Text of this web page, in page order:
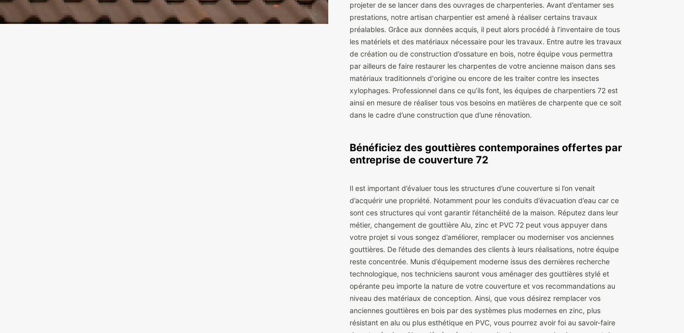
projeter de se lancer dans des ouvrages de charpenteries. Avant d’entamer ses
prestations, notre artisan charpentier est amené à réaliser certains travaux
préalables. Grâce aux données acquis, il peut alors procédé à l’inventaire de tous
les matériels et des matériaux nécessaire pour les travaux. Entre autre les travaux
de création ou de construction d’ossature en bois, notre équipe vous permettra
par ailleurs de faire restaurer les charpentes de votre ancienne maison dans ses
matériaux traditionnels d'origine ou encore de les traiter contre les insectes
xylophages. Professionnel dans ce qu’ils font, les équipes de charpentiers 72 est
ainsi en mesure de réaliser tous vos besoins en matières de charpente que ce soit
dans le cadre d’une construction que d’une rénovation.
Bénéficiez des gouttières contemporaines offertes par
entreprise de couverture 72
Il est important d’évaluer tous les structures d’une couverture si l’on venait
d’acquérir une propriété. Notamment pour les conduits d’évacuation d’eau car ce
sont ces structures qui vont garantir l’étanchéité de la maison. Réputez dans leur
métier, changement de gouttière Alu, zinc et PVC 72 peut vous appuyer dans
votre projet si vous songez d’améliorer, remplacer ou moderniser vos anciennes
gouttières. De l’étude des demandes des clients à leurs réalisations, notre équipe
reste concentrée. Munis d’équipement moderne issus des dernières recherche
technologique, nos techniciens sauront vous aménager des gouttières stylé et
opérante peu importe la nature de votre couverture et vos recommandations au
niveau des matériaux de conception. Ainsi, que vous désirez remplacer vos
anciennes gouttières en bois par des systèmes plus modernes en zinc, plus
résistant en alu ou plus esthétique en PVC, vous pourrez avoir foi au savoir-faire